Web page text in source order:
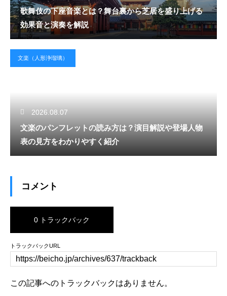
歌舞伎の下座音楽とは？舞台裏から芝居を盛り上げる
効果音と演奏を解説
文楽（人形浄瑠璃）
2026.08.07
文楽のパンフレットの読み方は？演目解説や登場人物
表の見方をわかりやすく紹介
コメント
0 トラックバック
トラックバックURL
この記事へのトラックバックはありません。